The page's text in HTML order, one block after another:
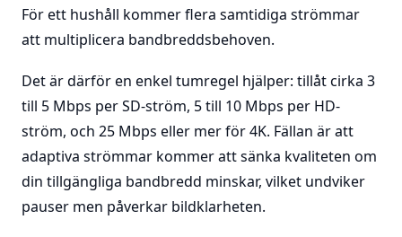
För ett hushåll kommer flera samtidiga strömmar
att multiplicera bandbreddsbehoven.
Det är därför en enkel tumregel hjälper: tillåt cirka 3
till 5 Mbps per SD-ström, 5 till 10 Mbps per HD-
ström, och 25 Mbps eller mer för 4K. Fällan är att
adaptiva strömmar kommer att sänka kvaliteten om
din tillgängliga bandbredd minskar, vilket undviker
pauser men påverkar bildklarheten.